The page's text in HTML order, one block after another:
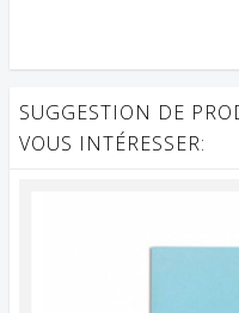
SUGGESTION DE
VOUS INTÉRESSER: